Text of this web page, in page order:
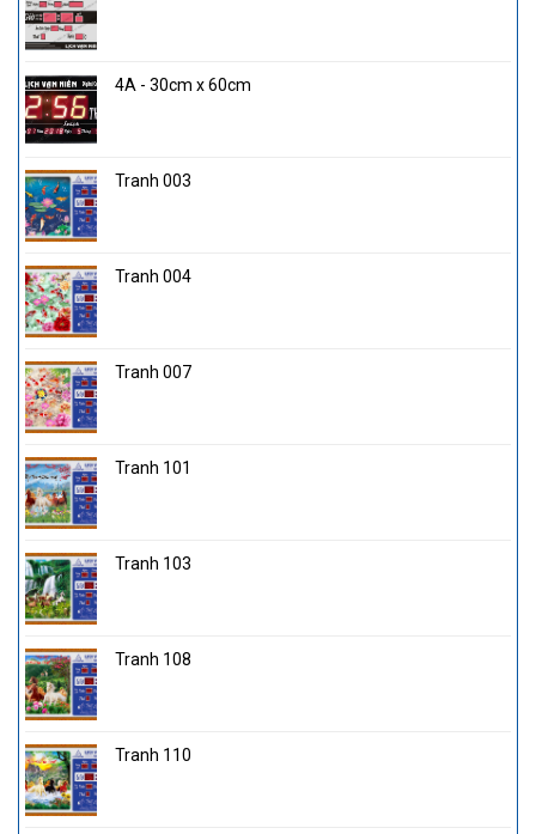
4A - 30cm x 60cm
Tranh 003
Tranh 004
Tranh 007
Tranh 101
Tranh 103
Tranh 108
Tranh 110